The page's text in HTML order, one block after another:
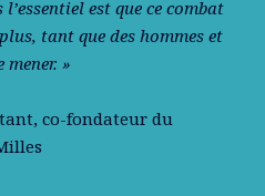
est que ce combat
tant que des hommes et
»
co-fondateur du